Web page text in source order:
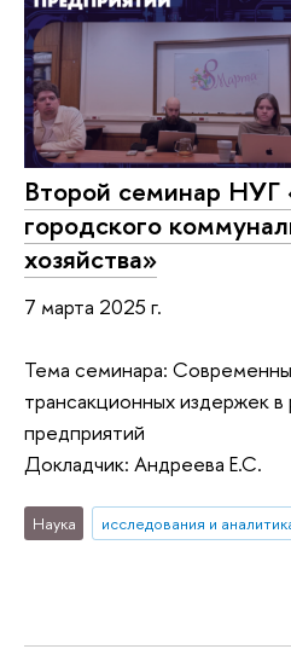
Второй семинар НУГ
городского
хозяйства»
7 марта 2025 г.
Тема семинара:
трансакционных издержек
предприятий
Докладчик: Андреева Е.С.
Наука исследования и